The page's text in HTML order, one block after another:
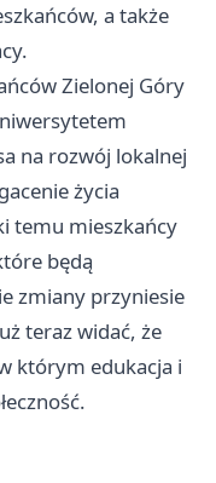
a także
Zielonej Góry
na rozwój lokalnej
życia
temu mieszkańcy
będą
zmiany przyniesie
teraz widać, że
którym edukacja i